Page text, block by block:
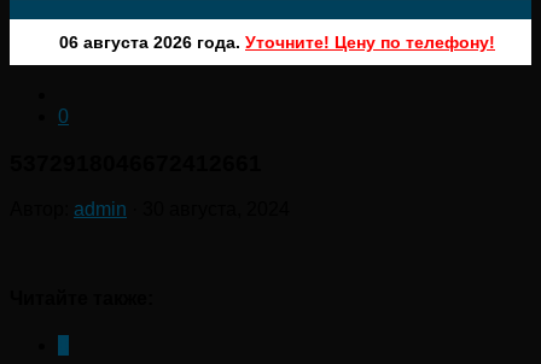
06 августа 2026 года. Уточните! Цену по телефону!
0
admin